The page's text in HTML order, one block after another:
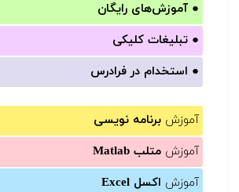
● آموزش‌های رایگان
● تبلیغات کلیکی
● استخدام در فرادرس
آموزش برنامه نویسی
آموزش متلب Matlab
آموزش اکسل Excel